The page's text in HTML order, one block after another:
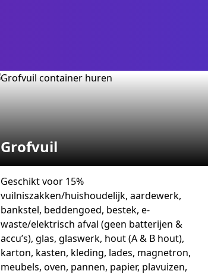
Grofvuil
Geschikt voor 15%
vuilniszakken/huishoudelijk, aardewerk,
bankstel, beddengoed, bestek, e-
waste/elektrisch afval (geen batterijen &
accu’s), glas, glaswerk, hout (A & B hout),
karton, kasten, kleding, lades, magnetron,
meubels, oven, pannen, papier, plavuizen,